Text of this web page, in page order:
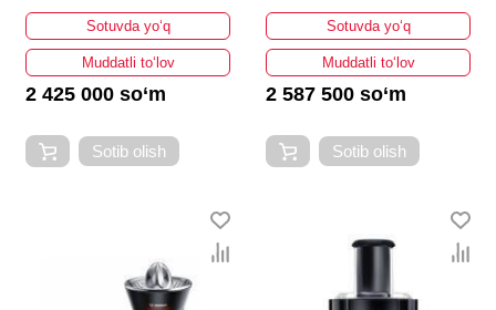
Sotuvda yo‘q
Muddatli to‘lov
2 425 000 so‘m
Sotib olish
Sotuvda yo‘q
Muddatli to‘lov
2 587 500 so‘m
Sotib olish